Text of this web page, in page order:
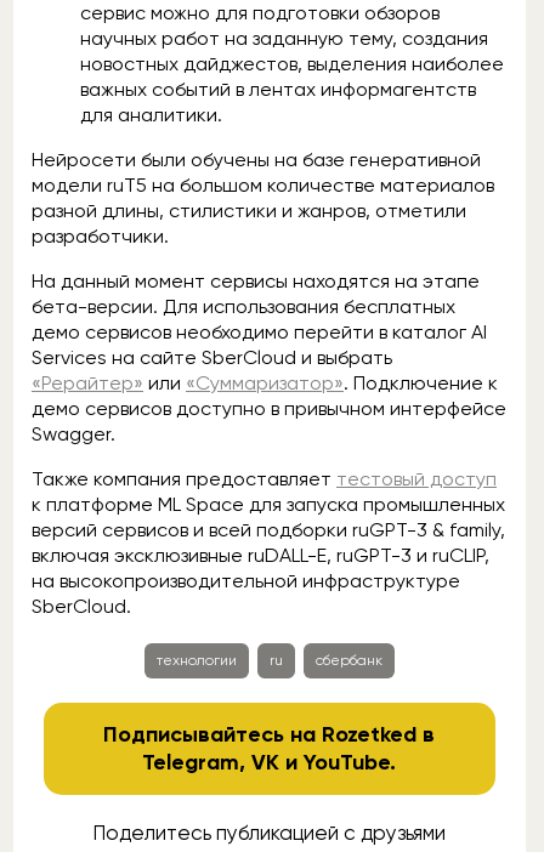
сервис можно для подготовки обзоров
научных работ на заданную тему, создания
новостных дайджестов, выделения наиболее
важных событий в лентах информагентств
для аналитики.
Нейросети были обучены на базе генеративной
модели ruT5 на большом количестве материалов
разной длины, стилистики и жанров, отметили
разработчики.
На данный момент сервисы находятся на этапе
бета-версии. Для использования бесплатных
демо сервисов необходимо перейти в каталог AI
Services на сайте SberCloud и выбрать
«Рерайтер» или «Суммаризатор». Подключение к
демо сервисов доступно в привычном интерфейсе
Swagger.
Также компания предоставляет тестовый доступ
к платформе ML Space для запуска промышленных
версий сервисов и всей подборки ruGPT-3 & family,
включая эксклюзивные ruDALL-E, ruGPT-3 и ruCLIP,
на высокопроизводительной инфраструктуре
SberCloud.
технологии ru сбербанк
Подписывайтесь на Rozetked в
Telegram,VK иYouTube.
Поделитесь публикацией с друзьями